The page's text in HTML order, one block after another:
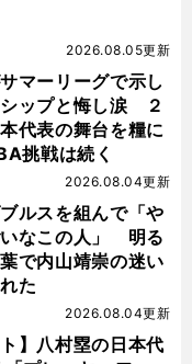
マーリーグで示し
ップと悔し涙 ２
代表の舞台を糧に
挑戦は続く
2026.08.05更新
ルスを組んで「や
いなこの人」 明る
で内山靖崇の迷い
た
2026.08.04更新
ト】八村塁の日本代
2026.08.04更新